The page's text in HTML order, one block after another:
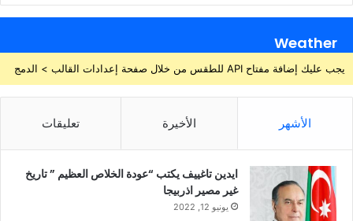
Weather
يجب عليك إضافة مفتاح API للطقس من خلال صفحة إعدادات القالب > الدمج
الأشهر الأخيرة تعليقات
ايدين تاغييف يكتب “عودة الخلاص العظيم ” تاريخ
غير مصير اذربيجا
يونيو 12, 2022